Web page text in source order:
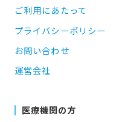
ご利用にあたって
プライバシーポリシー
お問い合わせ
運営会社
医療機関の方